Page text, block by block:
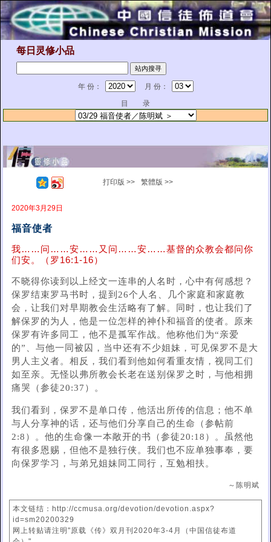
每日灵修小品
年 份：
月 份：
目 录
打印版 >> 繁體版 >>
2020年3月29日
福音使者
我……问……安……又问……安……基督的众教会都问你
们安。（罗16:1-16）
不晓得你读到以上经文一连串的人名时，心中有何感想？
保罗结束罗马书时，提到26个人名、几个家庭和家庭教
会，让我们对早期教会生活略有了解。同时，也让我们了
解保罗的为人，他是一位怎样的神仆和福音的使者。原来
保罗有许多同工，他不是孤军作战。他称他们为“亲爱
的”、与他一同被囚，当中还有不少姐妹，可见保罗不是大
男人主义者。相反，我们看到他如何看重友情，视同工们
如至亲。无怪以弗所教会长老在送别保罗之时，与他相拥
痛哭（参徒20:37）。
我们看到，保罗不是单口传，他活出所传的信息；他不单
与人分享神的话，还与他们分享自己的生命（参帖前
2:8）。他的生命像一本敞开的书（参徒20:18）。虽然他
有很多恩赐，但他不是独行侠。我们也不应单独事奉，要
向保罗学习，与弟兄姐妹同工同行，互勉相扶。
～陈明斌
本文链结：http://ccmusa.org/devotion/devotion.aspx?
id=sm20200329
网上转贴请注明"原载《传》双月刊2020年3-4月（中国信徒布道